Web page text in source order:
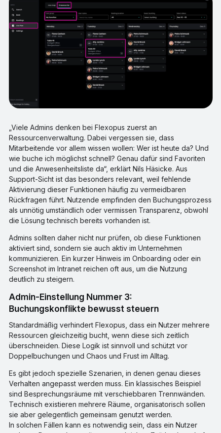
„Viele Admins denken bei Flexopus zuerst an
Ressourcenverwaltung. Dabei vergessen sie, dass
Mitarbeitende vor allem wissen wollen: Wer ist heute da? Und
wie buche ich möglichst schnell? Genau dafür sind Favoriten
und die Anwesenheitsliste da“, erklärt Nils Häsicke. Aus
Support-Sicht ist das besonders relevant, weil fehlende
Aktivierung dieser Funktionen häufig zu vermeidbaren
Rückfragen führt. Nutzende empfinden den Buchungsprozess
als unnötig umständlich oder vermissen Transparenz, obwohl
die Lösung technisch bereits vorhanden ist.
Admins sollten daher nicht nur prüfen, ob diese Funktionen
aktiviert sind, sondern sie auch aktiv im Unternehmen
kommunizieren. Ein kurzer Hinweis im Onboarding oder ein
Screenshot im Intranet reichen oft aus, um die Nutzung
deutlich zu steigern.
Admin-Einstellung Nummer 3:
Buchungskonflikte bewusst steuern
Standardmäßig verhindert Flexopus, dass ein Nutzer mehrere
Ressourcen gleichzeitig bucht, wenn diese sich zeitlich
überschneiden. Diese Logik ist sinnvoll und schützt vor
Doppelbuchungen und Chaos und Frust im Alltag.
Es gibt jedoch spezielle Szenarien, in denen genau dieses
Verhalten angepasst werden muss. Ein klassisches Beispiel
sind Besprechungsräume mit verschiebbaren Trennwänden.
Technisch existieren mehrere Räume, organisatorisch sollen
sie aber gelegentlich gemeinsam genutzt werden.
In solchen Fällen kann es notwendig sein, dass ein Nutzer